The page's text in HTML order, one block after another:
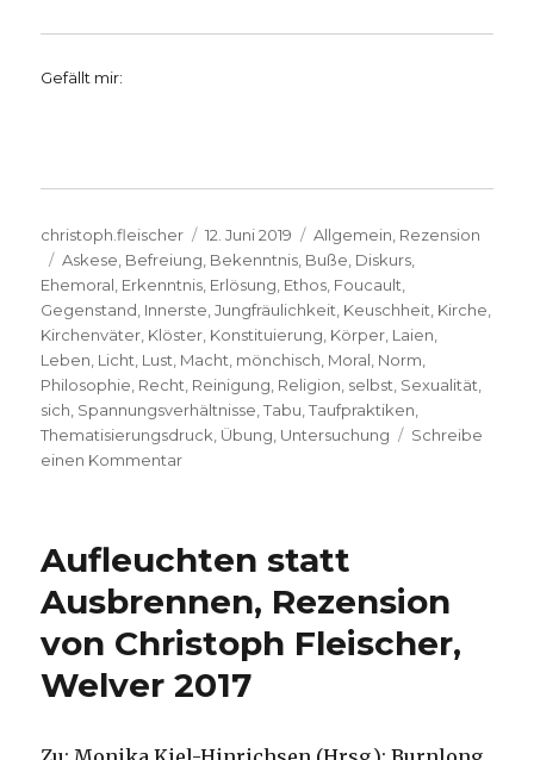
Gefällt mir:
Autor
christoph.fleischer
Veröffentlicht
am
12. Juni 2019 Kategorien
Allgemein Rezension
Schlagwörter
Askese Befreiung Bekenntnis Buße Diskurs
Ehemoral Erkenntnis Erlösung Ethos Foucault
Gegenstand Innerste ,Jungfräulichkeit Keuschheit Kirche
Kirchenväter Klöster Konstituierung Körper Laien
Leben Licht Lust Macht mönchisch Moral Norm
Philosophie Recht Reinigung Religion selbst Sexualität
sich Spannungsverhältnisse ,Tabu ,Taufpraktiken
Thematisierungsdruck Übung Untersuchung
Schreibe
einen Kommentarzu
Rezension
Christoph
Fleischer,
Welver
2019
Aufleuchten statt
Ausbrennen, Rezension
von Christoph Fleischer,
Welver 2017